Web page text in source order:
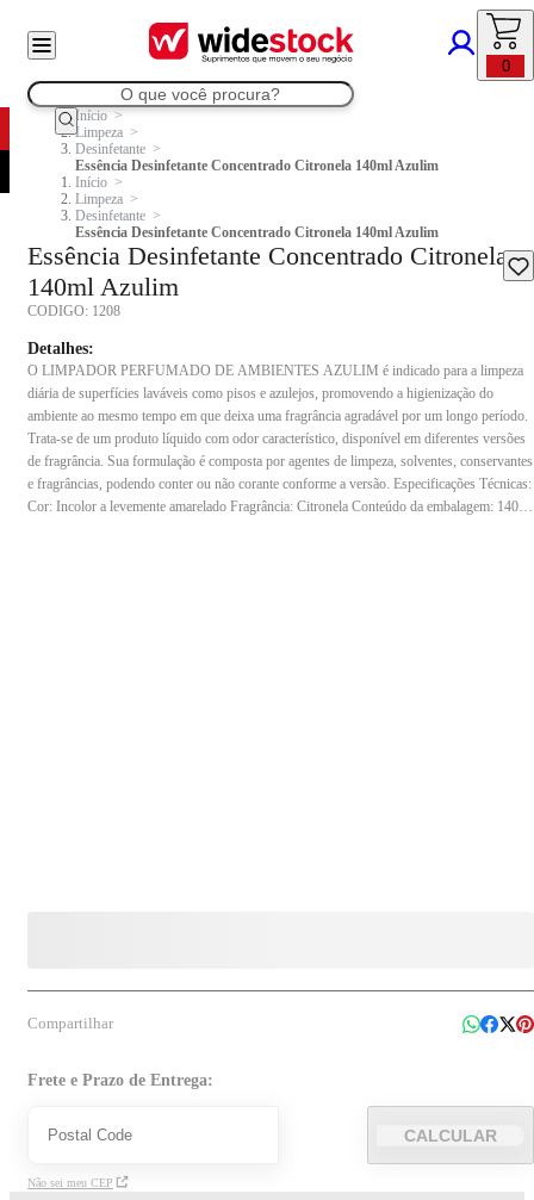
0
Início
Limpeza
Desinfetante
Essência Desinfetante Concentrado Citronela 140ml Azulim
Início
Limpeza
Desinfetante
Essência Desinfetante Concentrado Citronela 140ml Azulim
Essência Desinfetante Concentrado Citronela
140ml Azulim
CODIGO: 1208
Detalhes:
O LIMPADOR PERFUMADO DE AMBIENTES AZULIM é indicado para a limpeza
diária de superfícies laváveis como pisos e azulejos, promovendo a higienização do
ambiente ao mesmo tempo em que deixa uma fragrância agradável por um longo período.
Trata-se de um produto líquido com odor característico, disponível em diferentes versões
de fragrância. Sua formulação é composta por agentes de limpeza, solventes, conservantes
e fragrâncias, podendo conter ou não corante conforme a versão. Especificações Técnicas:
Cor: Incolor a levemente amarelado Fragrância: Citronela Conteúdo da embalagem: 140
Compartilhar
Frete e Prazo de Entrega:
CALCULAR
Não sei meu CEP